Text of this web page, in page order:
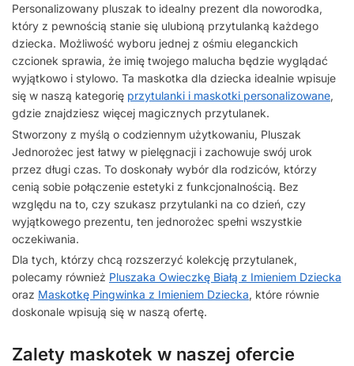
Personalizowany pluszak to idealny prezent dla noworodka,
który z pewnością stanie się ulubioną przytulanką każdego
dziecka. Możliwość wyboru jednej z ośmiu eleganckich
czcionek sprawia, że imię twojego malucha będzie wyglądać
wyjątkowo i stylowo. Ta maskotka dla dziecka idealnie wpisuje
się w naszą kategorię przytulanki i maskotki personalizowane,
gdzie znajdziesz więcej magicznych przytulanek.
Stworzony z myślą o codziennym użytkowaniu, Pluszak
Jednorożec jest łatwy w pielęgnacji i zachowuje swój urok
przez długi czas. To doskonały wybór dla rodziców, którzy
cenią sobie połączenie estetyki z funkcjonalnością. Bez
względu na to, czy szukasz przytulanki na co dzień, czy
wyjątkowego prezentu, ten jednorożec spełni wszystkie
oczekiwania.
Dla tych, którzy chcą rozszerzyć kolekcję przytulanek,
polecamy również Pluszaka Owieczkę Białą z Imieniem Dziecka
oraz Maskotkę Pingwinka z Imieniem Dziecka, które równie
doskonale wpisują się w naszą ofertę.
Zalety maskotek w naszej ofercie